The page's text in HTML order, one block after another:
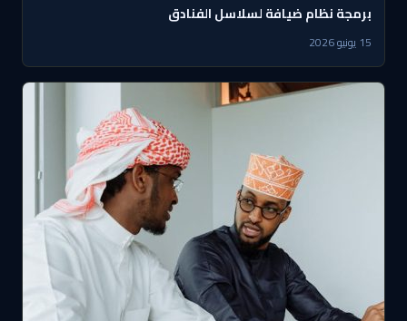
برمجة نظام ضيافة لسلاسل الفنادق
15 يونيو 2026